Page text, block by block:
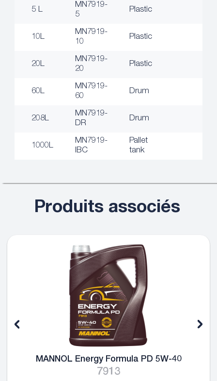
5 L
MN7919-
5
Plastic
10L
MN7919-
10
Plastic
20L
MN7919-
20
Plastic
60L
MN7919-
60
Drum
208L
MN7919-
DR
Drum
1000L
MN7919-
IBC
Pallet
tank
Produits associés
MANNOL Energy Formula PD 5W-40
7913